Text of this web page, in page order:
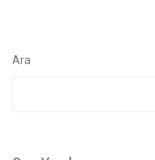
Ara